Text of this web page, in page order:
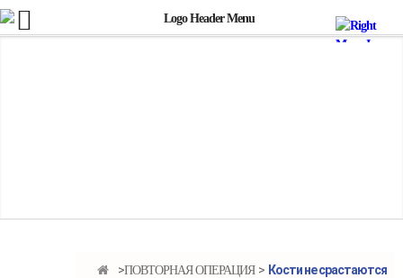
ПОВТОРНАЯ ОПЕРАЦИЯ Кости не срастаются